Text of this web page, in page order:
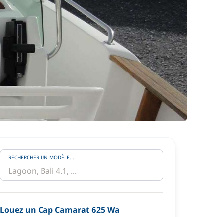
RECHERCHER UN MODÈLE...
Louez un Cap Camarat 625 Wa